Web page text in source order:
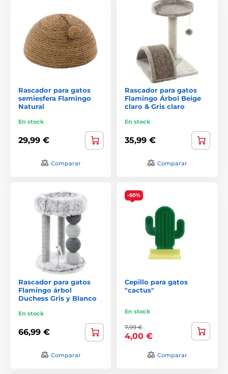
Rascador para gatos
semiesfera Flamingo
Natural
En stock
29,99 €
Comparar
Rascador para gatos
Flamingo Árbol Beige
claro & Gris claro
En stock
35,99 €
Comparar
Rascador para gatos
Flamingo árbol
Duchess Gris y Blanco
En stock
66,99 €
Comparar
-50%
Cepillo para gatos
"cactus"
En stock
7,99 €
4,00 €
Comparar